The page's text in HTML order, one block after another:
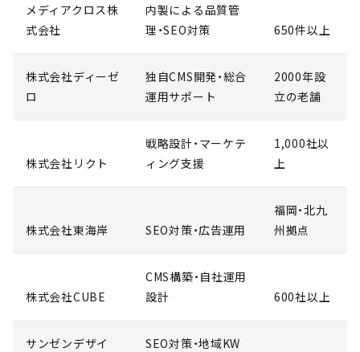
メディアクロス株
式会社
内製による品質管
理・SEO対策
650件以上
株式会社ディーゼ
ロ
独自CMS開発・総合
運用サポート
2000年設
立の老舗
株式会社リクト
戦略設計・マーケテ
ィング支援
1,000社以
上
株式会社東海岸 SEO対策・広告運用
福岡・北九
州拠点
株式会社CUBE
CMS構築・自社運用
設計
600社以上
サンゼンデザイ
SEO対策・地域KW